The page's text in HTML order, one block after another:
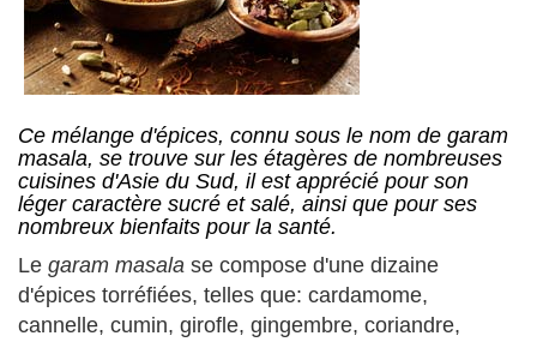
Ce mélange d'épices, connu sous le nom de garam
masala, se trouve sur les étagères de nombreuses
cuisines d'Asie du Sud, il est apprécié pour son
léger caractère sucré et salé, ainsi que pour ses
nombreux bienfaits pour la santé.
Le garam masala se compose d'une dizaine
d'épices torréfiées, telles que: cardamome,
cannelle, cumin, girofle, gingembre, coriandre,